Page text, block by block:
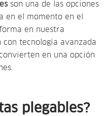
son una de las opciones
en el momento en el
en nuestra
tecnología avanzada
en una opción
plegables?